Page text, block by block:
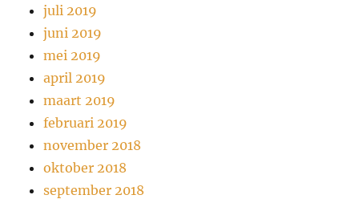
juli 2019
juni 2019
mei 2019
april 2019
maart 2019
februari 2019
november 2018
oktober 2018
september 2018